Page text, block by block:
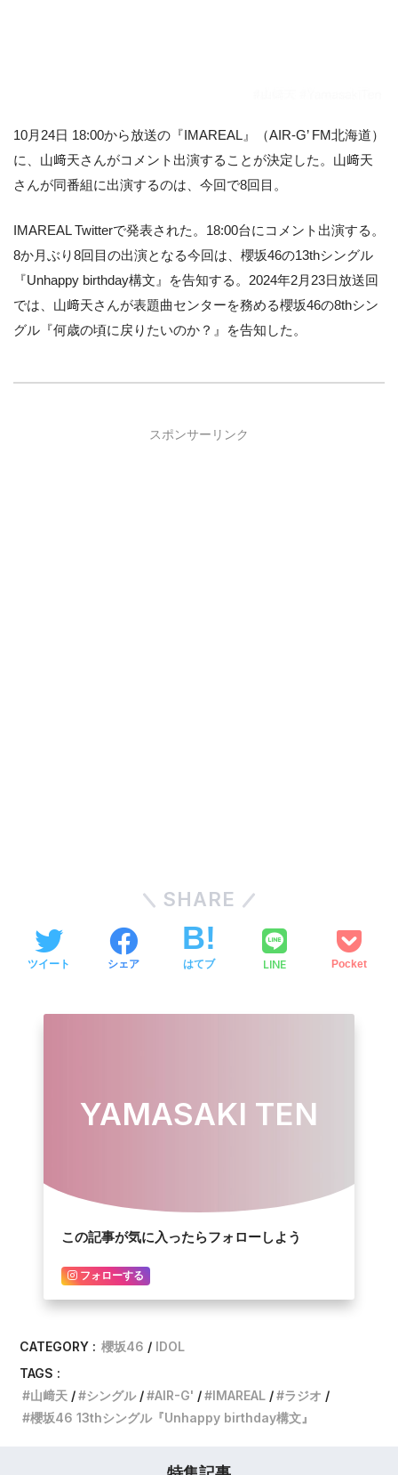
10月24日 18:00から放送の『IMAREAL』（AIR-G’ FM北海道）
に、山﨑天さんがコメント出演することが決定した。山﨑天
さんが同番組に出演するのは、今回で8回目。
IMAREAL Twitterで発表された。18:00台にコメント出演する。
8か月ぶり8回目の出演となる今回は、櫻坂46の13thシングル
『Unhappy birthday構文』を告知する。2024年2月23日放送回
では、山﨑天さんが表題曲センターを務める櫻坂46の8thシン
グル『何歳の頃に戻りたいのか？』を告知した。
スポンサーリンク
SHARE
ツイート シェア はてブ LINE Pocket
YAMASAKI TEN
この記事が気に入ったらフォローしよう
フォローする
CATEGORY : 櫻坂46
IDOL
TAGS :
山﨑天
シングル AIR-G' IMAREAL
ラジオ
櫻坂46 13thシングル『Unhappy birthday構文』